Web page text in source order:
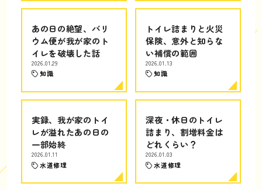
あの日の絶望、バリ
ウム便が我が家のト
イレを破壊した話
2026.01.29
知識
トイレ詰まりと火災
保険、意外と知らな
い補償の範囲
2026.01.13
知識
実録、我が家のトイ
レが溢れたあの日の
一部始終
2026.01.11
水道修理
深夜・休日のトイレ
詰まり、割増料金は
どれくらい？
2026.01.03
水道修理